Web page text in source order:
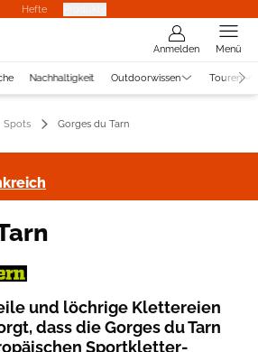
Hefte
Anmelden Menü
Nachhaltigkeit Outdoorwissen Touren
Spots Gorges du Tarn
und löchrige Klettereien
dass die Gorges du Tarn
Sportkletter-